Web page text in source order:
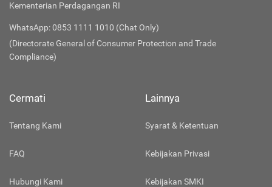
Kementerian Perdagangan RI
WhatsApp: 0853 1111 1010 (Chat Only)
(Directorate General of Consumer Protection and Trade
Compliance)
Cermati
Tentang Kami
FAQ
Hubungi Kami
Lainnya
Syarat & Ketentuan
Kebijakan Privasi
Kebijakan SMKI